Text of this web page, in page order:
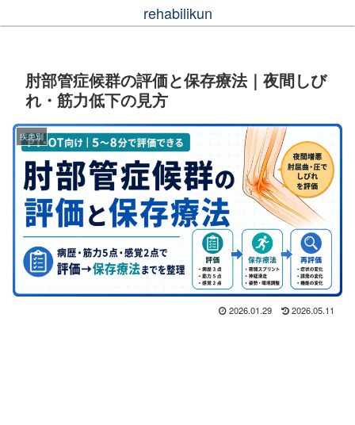
rehabilikun
肘部管症候群の評価と保存療法｜夜間しび
れ・筋力低下の見方
疾患別
2026.01.29 2026.05.11